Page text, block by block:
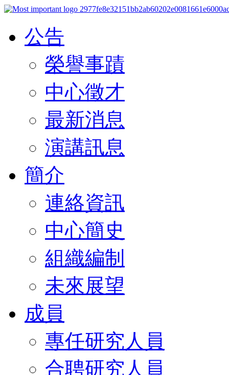
公告
榮譽事蹟
中心徵才
最新消息
演講訊息
簡介
連絡資訊
中心簡史
組織編制
未來展望
成員
專任研究人員
合聘研究人員